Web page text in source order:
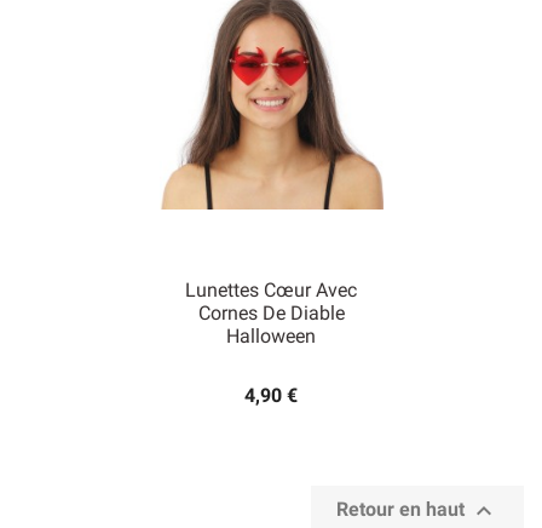
Lunettes Cœur Avec
Cornes De Diable
Halloween
4,90 €
Retour en haut 